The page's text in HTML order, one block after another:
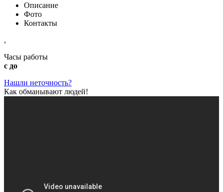
Описание
Фото
Контакты
,
Часы работы
с до
Нашли неточность?
Как обманывают людей!